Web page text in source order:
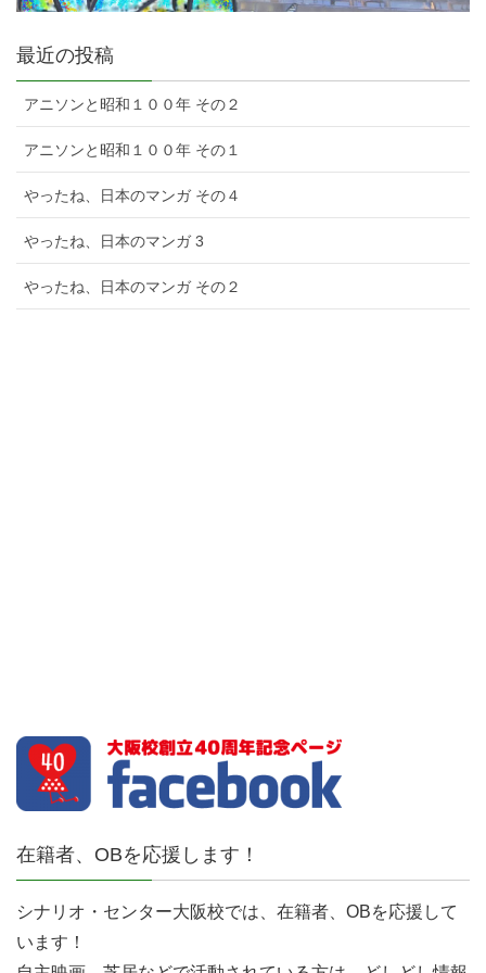
最近の投稿
アニソンと昭和１００年 その２
アニソンと昭和１００年 その１
やったね、日本のマンガ その４
やったね、日本のマンガ 3
やったね、日本のマンガ その２
在籍者、OBを応援します！
シナリオ・センター大阪校では、在籍者、OBを応援して
います！